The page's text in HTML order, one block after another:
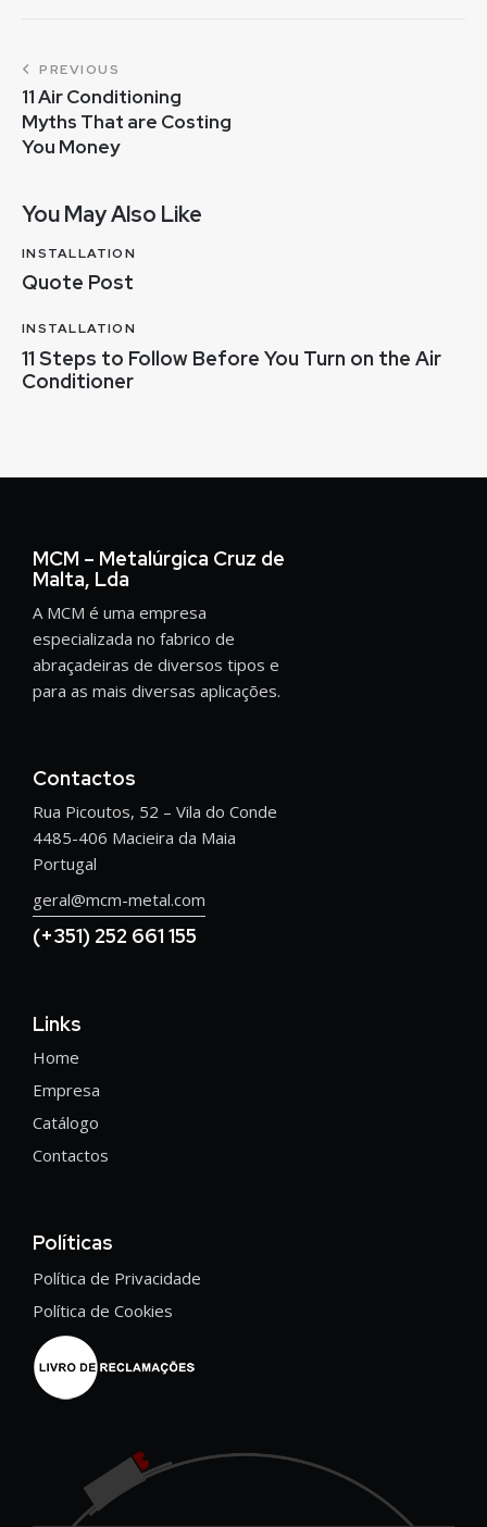
PREVIOUS
11 Air Conditioning
Myths That are Costing
You Money
You May Also Like
INSTALLATION
Quote Post
INSTALLATION
11 Steps to Follow Before You Turn on the Air
Conditioner
MCM – Metalúrgica Cruz de
Malta, Lda
A MCM é uma empresa
especializada no fabrico de
abraçadeiras de diversos tipos e
para as mais diversas aplicações.
Contactos
Rua Picoutos, 52 – Vila do Conde
4485-406 Macieira da Maia
Portugal
geral@mcm-metal.com
(+351) 252 661 155
Links
Home
Empresa
Catálogo
Contactos
Políticas
Política de Privacidade
Política de Cookies